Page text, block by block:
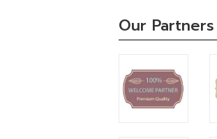
Our Partners